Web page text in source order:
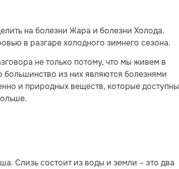
на болезни Жара и болезни Холода.
в разгаре холодного зимнего сезона.
не только потому, что мы живем в
большинство из них являются болезнями
и природных веществ, которые доступны
Слизь состоит из воды и земли – это два